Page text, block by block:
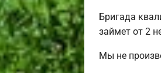
Бригада
займет от 2
Мы не